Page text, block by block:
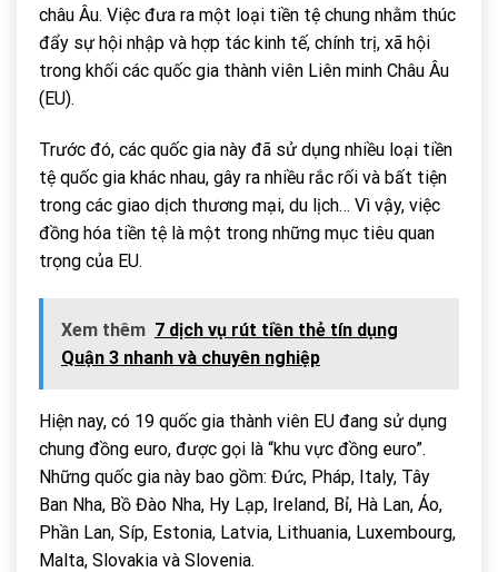
châu Âu. Việc đưa ra một loại tiền tệ chung nhằm thúc
đẩy sự hội nhập và hợp tác kinh tế, chính trị, xã hội
trong khối các quốc gia thành viên Liên minh Châu Âu
(EU).
Trước đó, các quốc gia này đã sử dụng nhiều loại tiền
tệ quốc gia khác nhau, gây ra nhiều rắc rối và bất tiện
trong các giao dịch thương mại, du lịch… Vì vậy, việc
đồng hóa tiền tệ là một trong những mục tiêu quan
trọng của EU.
Xem thêm 7 dịch vụ rút tiền thẻ tín dụng
Quận 3 nhanh và chuyên nghiệp
Hiện nay, có 19 quốc gia thành viên EU đang sử dụng
chung đồng euro, được gọi là “khu vực đồng euro”.
Những quốc gia này bao gồm: Đức, Pháp, Italy, Tây
Ban Nha, Bồ Đào Nha, Hy Lạp, Ireland, Bỉ, Hà Lan, Áo,
Phần Lan, Síp, Estonia, Latvia, Lithuania, Luxembourg,
Malta, Slovakia và Slovenia.